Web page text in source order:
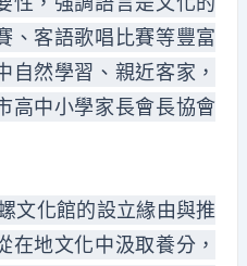
、客語歌唱比賽等豐富
自然學習、親近客家，
高中小學家長會長協會
文化館的設立緣由與推
在地文化中汲取養分，